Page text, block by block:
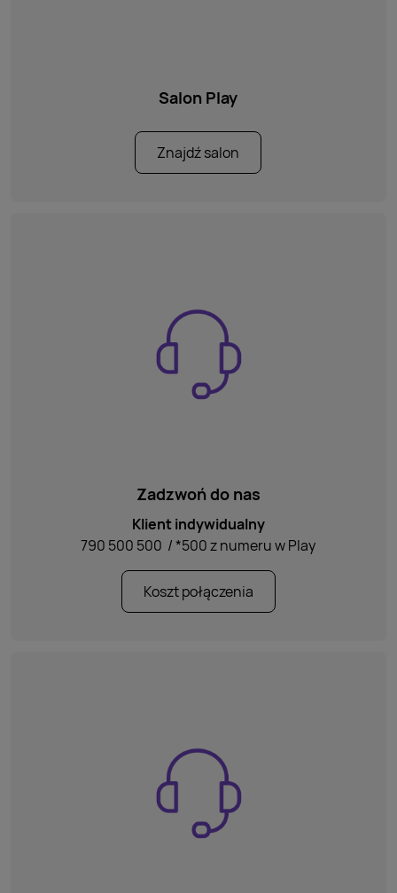
Salon Play
Znajdź salon
Zadzwoń do nas
Klient indywidualny
790 500 500 /*500z numeru w Play
Koszt połączenia